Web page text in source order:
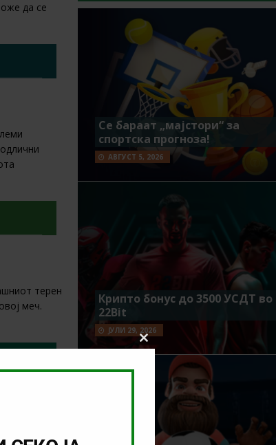
да се
терен
меч.
не го
Се бараат „мајстори“ за
спортска прогноза!
АВГУСТ 5, 2026
Крипто бонус до 3500 УСДТ во
22Bit
ЈУЛИ 29, 2026
Close
this
module